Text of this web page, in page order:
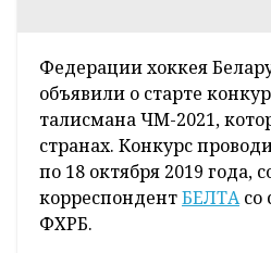
Федерации хоккея
объявили о старте
талисмана ЧМ-2021,
странах. Конкурс
по 18 октября 2019 года,
корреспондентБЕЛТАсо
ФХРБ.